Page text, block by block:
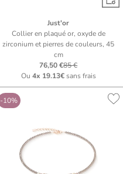
Just'or
Collier en plaqué or, oxyde de
zirconium et pierres de couleurs, 45
cm
76,50 €85 €
Ou 4x 19.13€sans frais
-10%